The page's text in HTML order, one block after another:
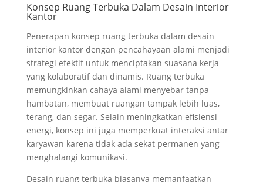
Konsep Ruang Terbuka Dalam Desain Interior
Kantor
Penerapan konsep ruang terbuka dalam desain
interior kantor dengan pencahayaan alami menjadi
strategi efektif untuk menciptakan suasana kerja
yang kolaboratif dan dinamis. Ruang terbuka
memungkinkan cahaya alami menyebar tanpa
hambatan, membuat ruangan tampak lebih luas,
terang, dan segar. Selain meningkatkan efisiensi
energi, konsep ini juga memperkuat interaksi antar
karyawan karena tidak ada sekat permanen yang
menghalangi komunikasi.
Desain ruang terbuka biasanya memanfaatkan